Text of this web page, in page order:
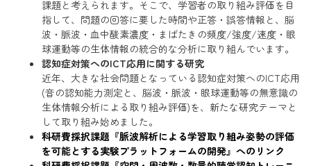
課題と考えられます。そこで、学習者の取り組み評価を目
指して、問題の回答に要した時間や正答・誤答情報と、脳
波・脈波・血中酸素濃度・まばたきの頻度/強度/速度・眼
球運動等の生体情報の統合的な分析に取り組んでいます。
認知症対策へのICT応用に関する研究
近年、大きな社会問題となっている認知症対策へのICT応用
(音の認知能力測定と、脳波・脈波・眼球運動等の無意識の
生体情報分析による取り組み評価)を、新たな研究テーマと
して取り組み始めました。
科研費採択課題『脈波解析による学習取り組み姿勢の評価
を可能とする実験プラットフォームの開発』へのリンク